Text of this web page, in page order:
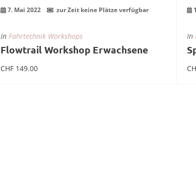
7. Mai 2022 zur Zeit keine Plätze verfügbar
In Fahrtechnik Workshops
Flowtrail Workshop Erwachsene
CHF149.00
In